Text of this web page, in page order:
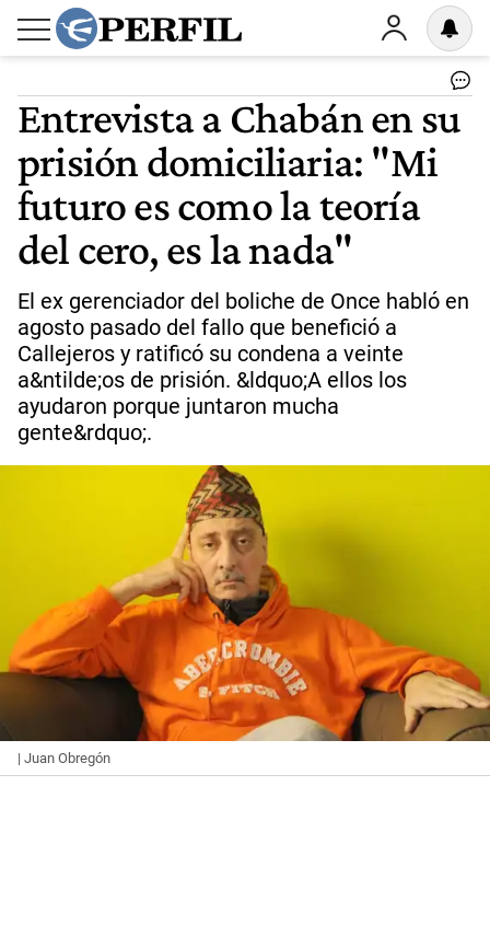
Entrevista a Chabán en su
prisión domiciliaria: "Mi
futuro es como la teoría
del cero, es la nada"
El ex gerenciador del boliche de Once habló en
agosto pasado del fallo que benefició a
Callejeros y ratificó su condena a veinte
a&ntilde;os de prisión. &ldquo;A ellos los
ayudaron porque juntaron mucha
gente&rdquo;.
| Juan Obregón